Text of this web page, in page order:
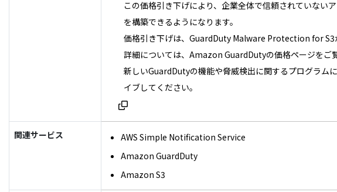
この価格引き下げにより、企業全体で信頼されていない
を構築できるようになります。
価格引き下げは、GuardDuty Malware Protection for S3
詳細については、Amazon GuardDutyの価格ページをご
新しいGuardDutyの機能や脅威検出に関するプログラ
イブしてください。
関連サービス
AWS Simple Notification Service
Amazon GuardDuty
Amazon S3